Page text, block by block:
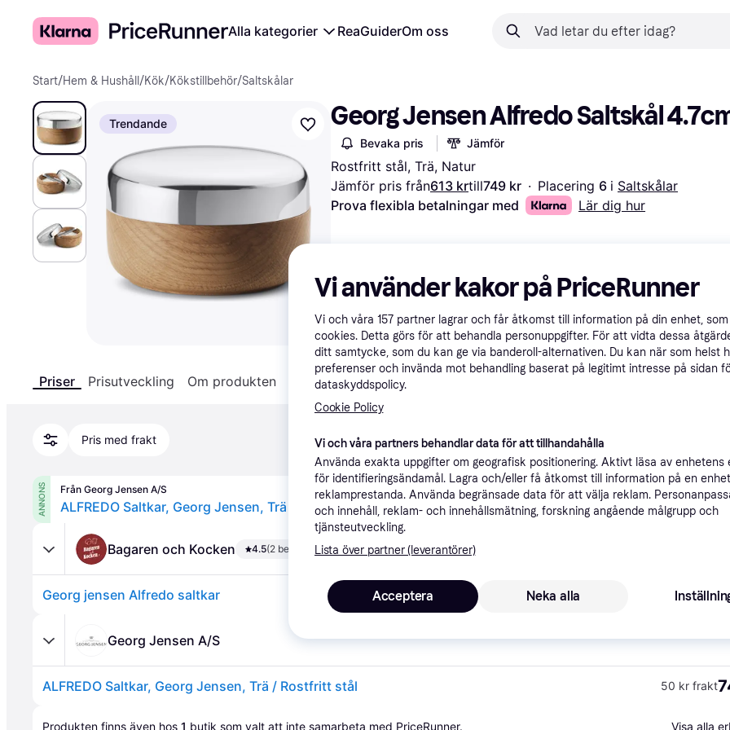
Alla kategorier ReaGuiderOm oss
Start/Hem & Hushåll /Kök/Kökstillbehör/Saltskålar
Trendande Georg Jensen Alfredo Saltskål
Bevaka pris Jämför
Rostfritt stål, Trä, Natur
Jämför pris från613 krtill749 kr · Placering 6 i Saltskålar
Prova flexibla betalningar med
Lär dig hur
Priser Prisutveckling Om produkten Specifikationer
Pris med frakt
ANNONS Från Georg Jensen A/S
ALFREDO Saltkar, Georg Jensen, Trä / Rostfritt stål 50 kr frakt
Bagaren och Kocken 4.5(2 betyg)
Georg jensen Alfredo saltkar ·Fri frakt
Georg Jensen A/S
ALFREDO Saltkar, Georg Jensen, Trä / Rostfritt stål 50 kr frakt
Produkten finns även hos 1 butik som valt att inte samarbeta med PriceRunner. Visa alla
Vi använder kakor på PriceRunner
Vi och våra 157 partner lagrar och får åtkomst till information på din enhet,
cookies. Detta görs för att behandla personuppgifter. För att vidta dessa
ditt samtycke, som du kan ge via banderoll-alternativen. Du kan när som helst
preferenser och invända mot behandling baserat på legitimt intresse på sidan
dataskyddspolicy.
Cookie Policy
Vi och våra partners behandlar data för att tillhandahålla
Använda exakta uppgifter om geografisk positionering. Aktivt läsa av enhetens
för identifieringsändamål. Lagra och/eller få åtkomst till information på en
reklamprestanda. Använda begränsade data för att välja reklam.
och innehåll, reklam- och innehållsmätning, forskning angående målgrupp och
tjänsteutveckling.
Lista över partner (leverantörer)
Neka alla
Acceptera